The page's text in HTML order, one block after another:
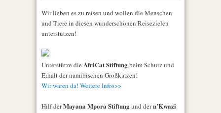
Wir lieben es zu reisen und wollen die Menschen
und Tiere in diesen wunderschönen Reisezielen
unterstützen!
Unterstütze die AfriCat Stiftungbeim Schutz und
Erhalt der namibischen Großkatzen!
Wir waren da! Weitere Infos>>
Hilf derMayana Mpora Stiftungund dern’Kwazi